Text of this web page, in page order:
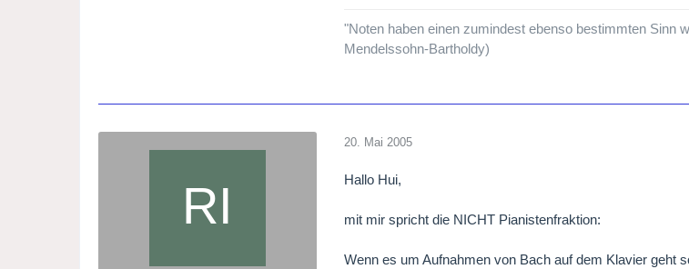
"Noten haben einen zumindest ebenso bestimmten Sinn
Mendelssohn-Bartholdy)
20. Mai 2005
Hallo Hui,
mit mir spricht die NICHT Pianistenfraktion:
Wenn es um Aufnahmen von Bach auf dem Klavier geht